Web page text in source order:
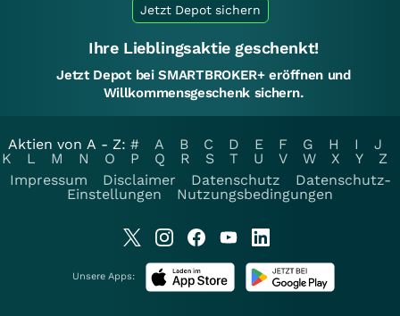
Jetzt Depot sichern
Ihre Lieblingsaktie geschenkt!
Jetzt Depot bei SMARTBROKER+ eröffnen und
Willkommensgeschenk sichern.
Aktien von A - Z: # A B C D E F G H I
J
K
L M N O P Q R S T U V W X Y
Z
Impressum
Disclaimer Datenschutz
Datenschutz-
Einstellungen
Nutzungsbedingungen
Unsere Apps: